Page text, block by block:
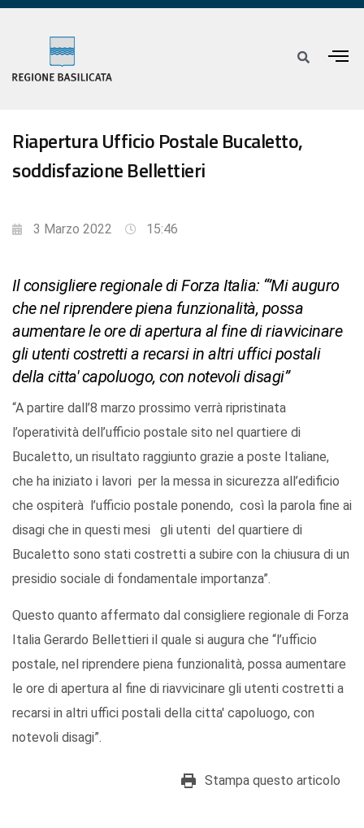
Riapertura Ufficio Postale Bucaletto,
soddisfazione Bellettieri
3 Marzo 2022 15:46
Il consigliere regionale di Forza Italia: “’Mi auguro
che nel riprendere piena funzionalità, possa
aumentare le ore di apertura al fine di riavvicinare
gli utenti costretti a recarsi in altri uffici postali
della citta' capoluogo, con notevoli disagi”
“A partire dall’8 marzo prossimo verrà ripristinata
l’operatività dell’ufficio postale sito nel quartiere di
Bucaletto, un risultato raggiunto grazie a poste Italiane,
che ha iniziato i lavori per la messa in sicurezza all’edificio
che ospiterà l’ufficio postale ponendo, così la parola fine ai
disagi che in questi mesi gli utenti del quartiere di
Bucaletto sono stati costretti a subire con la chiusura di un
presidio sociale di fondamentale importanza”.
Questo quanto affermato dal consigliere regionale di Forza
Italia Gerardo Bellettieri il quale si augura che “l’ufficio
postale, nel riprendere piena funzionalità, possa aumentare
le ore di apertura al fine di riavvicinare gli utenti costretti a
recarsi in altri uffici postali della citta' capoluogo, con
notevoli disagi”.
Stampa questo articolo